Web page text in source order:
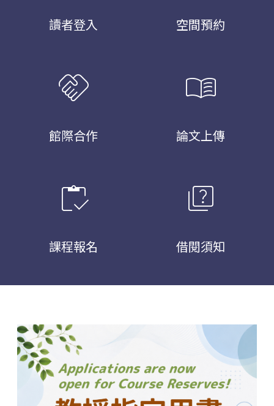
讀者登入 空間預約
handshake
館際合作
menu_book
論文上傳
inventory
課程報名
quiz
借閱須知